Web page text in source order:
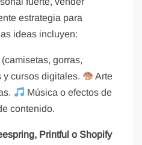
estrategia para
ideas incluyen:
gorras,
y cursos digitales.
Arte
Música o efectos de
contenido.
Printful o Shopify